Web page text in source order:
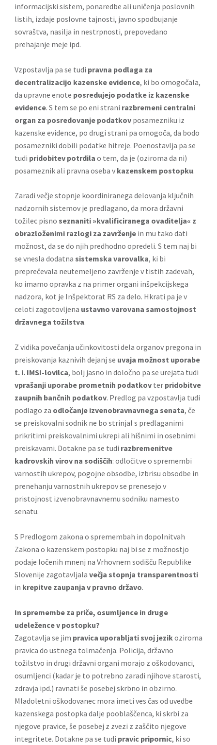
informacijski sistem, ponaredbe ali uničenja poslovnih
listih, izdaje poslovne tajnosti, javno spodbujanje
sovraštva, nasilja in nestrpnosti, prepovedano
prehajanje meje ipd.
Vzpostavlja pa se tudi pravna podlaga za
decentralizacijo kazenske evidence, ki bo omogočala,
da upravne enote posredujejo podatke iz kazenske
evidence. S tem se po eni strani razbremeni centralni
organ za posredovanje podatkov posamezniku iz
kazenske evidence, po drugi strani pa omogoča, da bodo
posamezniki dobili podatke hitreje. Poenostavlja pa se
tudi pridobitev potrdila o tem, da je (oziroma da ni)
posameznik ali pravna oseba v kazenskem postopku.
Zaradi večje stopnje koordiniranega delovanja ključnih
nadzornih sistemov je predlagano, da mora državni
tožilec pisno seznaniti »kvalificiranega ovaditelja« z
obrazloženimi razlogi za zavrženje in mu tako dati
možnost, da se do njih predhodno opredeli. S tem naj bi
se vnesla dodatna sistemska varovalka, ki bi
preprečevala neutemeljeno zavrženje v tistih zadevah,
ko imamo opravka z na primer organi inšpekcijskega
nadzora, kot je Inšpektorat RS za delo. Hkrati pa je v
celoti zagotovljena ustavno varovana samostojnost
državnega tožilstva.
Z vidika povečanja učinkovitosti dela organov pregona in
preiskovanja kaznivih dejanj se uvaja možnost uporabe
t. i. IMSI-lovilca, bolj jasno in določno pa se urejata tudi
vprašanji uporabe prometnih podatkov ter pridobitve
zaupnih bančnih podatkov. Predlog pa vzpostavlja tudi
podlago za odločanje izvenobravnavnega senata, če
se preiskovalni sodnik ne bo strinjal s predlaganimi
prikritimi preiskovalnimi ukrepi ali hišnimi in osebnimi
preiskavami. Dotakne pa se tudi razbremenitve
kadrovskih virov na sodiščih: odločitve o spremembi
varnostih ukrepov, pogojne obsodbe, izbrisu obsodbe in
prenehanju varnostnih ukrepov se prenesejo v
pristojnost izvenobravnavnemu sodniku namesto
senatu.
S Predlogom zakona o spremembah in dopolnitvah
Zakona o kazenskem postopku naj bi se z možnostjo
podaje ločenih mnenj na Vrhovnem sodišču Republike
Slovenije zagotavljala večja stopnja transparentnosti
in krepitve zaupanja v pravno državo.
In spremembe za priče, osumljence in druge
udeležence v postopku?
Zagotavlja se jim pravica uporabljati svoj jezikoziroma
pravica do ustnega tolmačenja. Policija, državno
tožilstvo in drugi državni organi morajo z oškodovanci,
osumljenci (kadar je to potrebno zaradi njihove starosti,
zdravja ipd.) ravnati še posebej skrbno in obzirno.
Mladoletni oškodovanec mora imeti ves čas od uvedbe
kazenskega postopka dalje pooblaščenca, ki skrbi za
njegove pravice, še posebej z zvezi z zaščito njegove
integritete. Dotakne pa se tudi pravic pripornic, ki so